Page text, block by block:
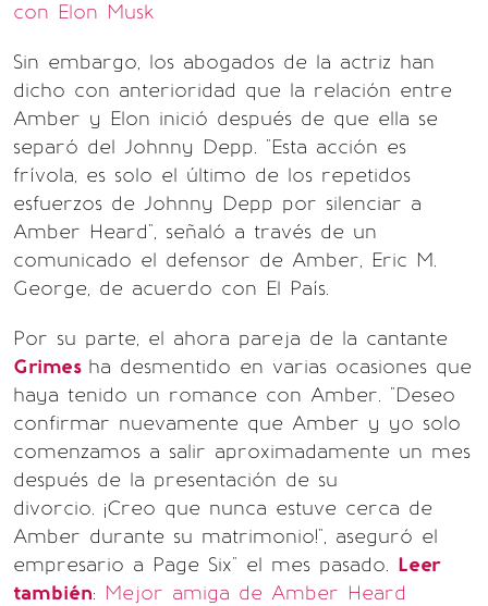
con Elon Musk
Sin embargo, los abogados de la actriz han
dicho con anterioridad que la relación entre
Amber y Elon inició después de que ella se
separó del Johnny Depp. "Esta acción es
frívola, es solo el último de los repetidos
esfuerzos de Johnny Depp por silenciar a
Amber Heard", señaló a través de un
comunicado el defensor de Amber, Eric M.
George, de acuerdo con El País.
Por su parte, el ahora pareja de la cantante
Grimes ha desmentido en varias ocasiones que
haya tenido un romance con Amber. "Deseo
confirmar nuevamente que Amber y yo solo
comenzamos a salir aproximadamente un mes
después de la presentación de su
divorcio. ¡Creo que nunca estuve cerca de
Amber durante su matrimonio!", aseguró el
empresario a Page Six" el mes pasado. Leer
también: Mejor amiga de Amber Heard